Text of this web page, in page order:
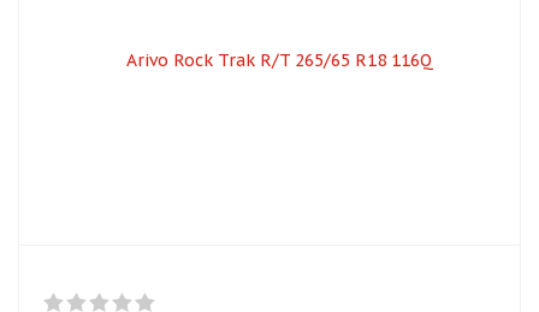
Оплачивайте сегодня только